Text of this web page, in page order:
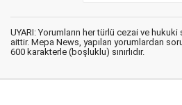
UYARI: Yorumların her türlü cezai ve
aittir. Mepa News, yapılan yorumlardan
600 karakterle (boşluklu) sınırlıdır.